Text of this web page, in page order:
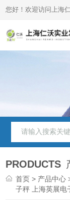
您好！欢迎访问上海
PRODUCTS
首页 > 产品中心
子秤 上海英展电